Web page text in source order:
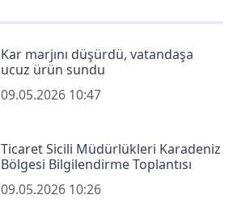
Kar marjını düşürdü, vatandaşa
ucuz ürün sundu
09.05.2026 10:47
Ticaret Sicili Müdürlükleri Karadeniz
Bölgesi Bilgilendirme Toplantısı
09.05.2026 10:26